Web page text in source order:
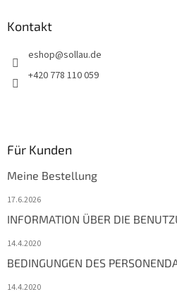
Kontakt
eshop@sollau.de
+420 778 110 059
Für Kunden
Meine Bestellung
17.6.2026
INFORMATION ÜBER DIE
14.4.2020
BEDINGUNGEN DES
14.4.2020